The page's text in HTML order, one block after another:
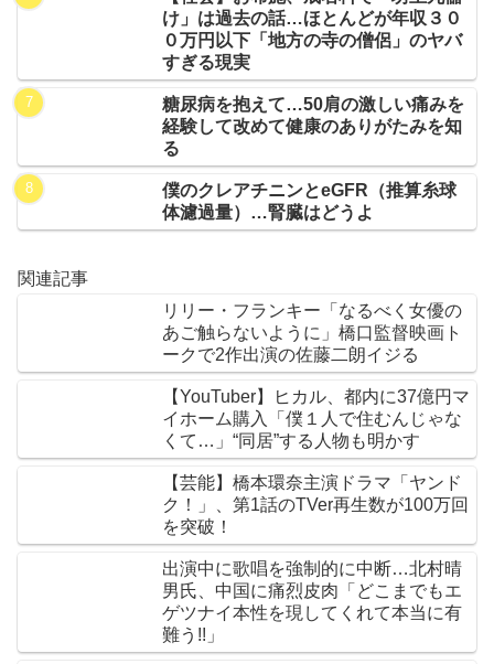
け」は過去の話…ほとんどが年収３０
０万円以下「地方の寺の僧侶」のヤバ
すぎる現実
糖尿病を抱えて…50肩の激しい痛みを
経験して改めて健康のありがたみを知
る
僕のクレアチニンとeGFR（推算糸球
体濾過量）…腎臓はどうよ
関連記事
リリー・フランキー「なるべく女優の
あご触らないように」橋口監督映画ト
ークで2作出演の佐藤二朗イジる
【YouTuber】ヒカル、都内に37億円マ
イホーム購入「僕１人で住むんじゃな
くて…」“同居”する人物も明かす
【芸能】橋本環奈主演ドラマ「ヤンド
ク！」、第1話のTVer再生数が100万回
を突破！
出演中に歌唱を強制的に中断…北村晴
男氏、中国に痛烈皮肉「どこまでもエ
ゲツナイ本性を現してくれて本当に有
難う!!」